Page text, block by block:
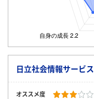
日立社会情報サービス
オススメ度